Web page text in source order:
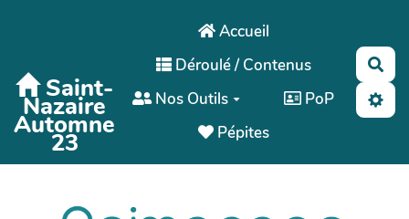
Saint-
Nazaire
Automne
23
Accueil
Déroulé / Contenus
Nos Outils
PoP
Pépites